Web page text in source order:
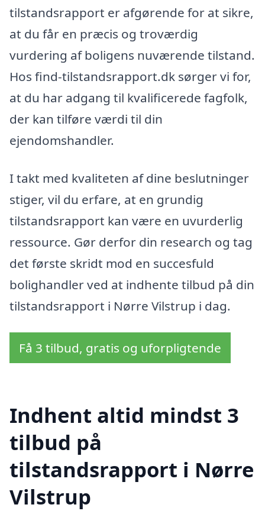
tilstandsrapport er afgørende for at sikre,
at du får en præcis og troværdig
vurdering af boligens nuværende tilstand.
Hos find-tilstandsrapport.dk sørger vi for,
at du har adgang til kvalificerede fagfolk,
der kan tilføre værdi til din
ejendomshandler.
I takt med kvaliteten af dine beslutninger
stiger, vil du erfare, at en grundig
tilstandsrapport kan være en uvurderlig
ressource. Gør derfor din research og tag
det første skridt mod en succesfuld
bolighandler ved at indhente tilbud på din
tilstandsrapport i Nørre Vilstrup i dag.
Få 3 tilbud, gratis og uforpligtende
Indhent altid mindst 3
tilbud på
tilstandsrapport i Nørre
Vilstrup